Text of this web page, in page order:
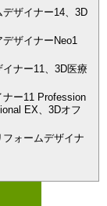
ザイナー14、3D
ザイナーNeo1
ナー11、3D医療
ナー11 Profession
EX、3Dオフ
ォームデザイナ